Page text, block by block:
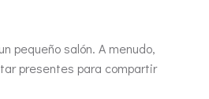
pequeño salón. A menudo,
presentes para compartir